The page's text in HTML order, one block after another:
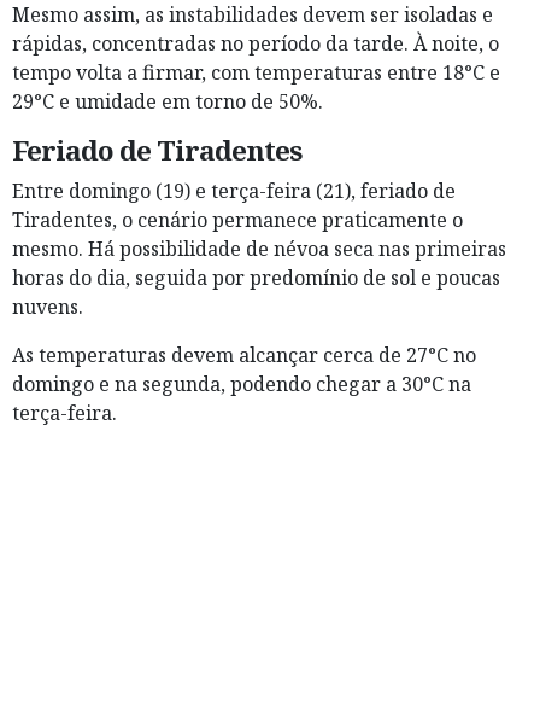
Mesmo assim, as instabilidades devem ser isoladas e
rápidas, concentradas no período da tarde. À noite, o
tempo volta a firmar, com temperaturas entre 18°C e
29°C e umidade em torno de 50%.
Feriado de Tiradentes
Entre domingo (19) e terça-feira (21), feriado de
Tiradentes, o cenário permanece praticamente o
mesmo. Há possibilidade de névoa seca nas primeiras
horas do dia, seguida por predomínio de sol e poucas
nuvens.
As temperaturas devem alcançar cerca de 27°C no
domingo e na segunda, podendo chegar a 30°C na
terça-feira.